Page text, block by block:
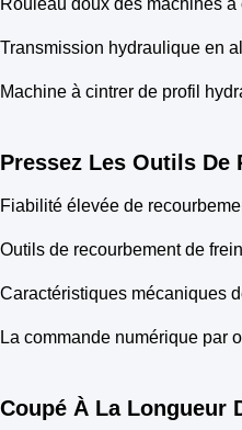
Rouleau doux des machines
Transmission hydraulique en
Machine à cintrer de profil
Pressez Les Outils De
Fiabilité élevée de
Outils de recourbement de
Caractéristiques mécaniques
La commande numérique par
Coupé À La Longueur